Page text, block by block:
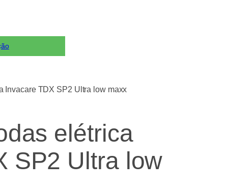
Invacare TDX SP2 Ultra low maxx
elétrica
SP2 Ultra low